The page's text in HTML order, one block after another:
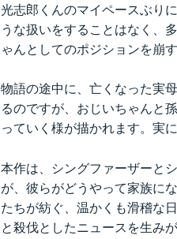
光志郎くんのマイペースぶり
うな扱いをすることはなく、
ゃんとしてのポジションを崩
物語の途中に、亡くなった実
るのですが、おじいちゃんと
っていく様が描かれます。実
本作は、シングファーザーと
が、彼らがどうやって家族に
たちが紡ぐ、温かくも滑稽な
と殺伐としたニュースを生み